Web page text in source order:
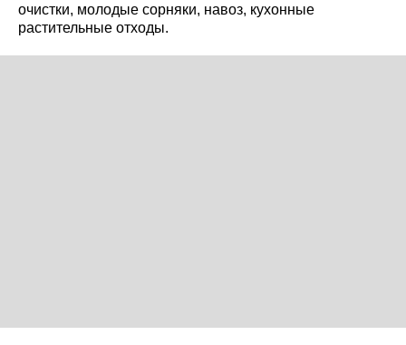
очистки, молодые сорняки, навоз, кухонные
растительные отходы.